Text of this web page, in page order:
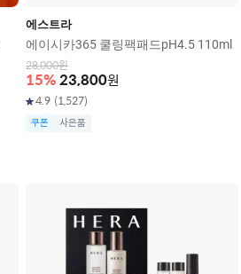
에스트라
에이시카365 쿨링팩패드pH4.5 110ml
28,000원
15% 23,800원
4.9 (1,527)
쿠폰 사은품